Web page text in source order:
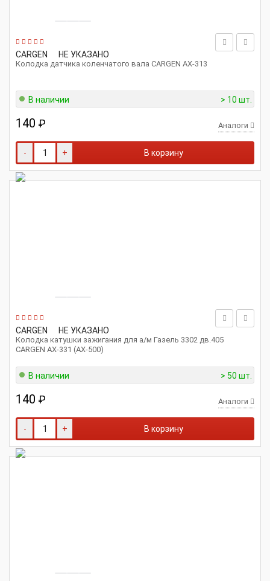
CARGEN НЕ УКАЗАНО
Колодка датчика коленчатого вала CARGEN AX-313
В наличии > 10 шт.
140 ₽ Аналоги
- + В корзину
CARGEN НЕ УКАЗАНО
Колодка катушки зажигания для а/м Газель 3302 дв.405
CARGEN AX-331 (АХ-500)
В наличии > 50 шт.
140 ₽ Аналоги
- + В корзину